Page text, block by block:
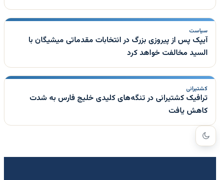
سیاست
آیپک پس از پیروزی بزرگ در انتخابات مقدماتی میشیگان با
السید مخالفت خواهد کرد
کشتیرانی
ترافیک کشتیرانی در تنگه‌های کلیدی خلیج فارس به شدت
کاهش یافت